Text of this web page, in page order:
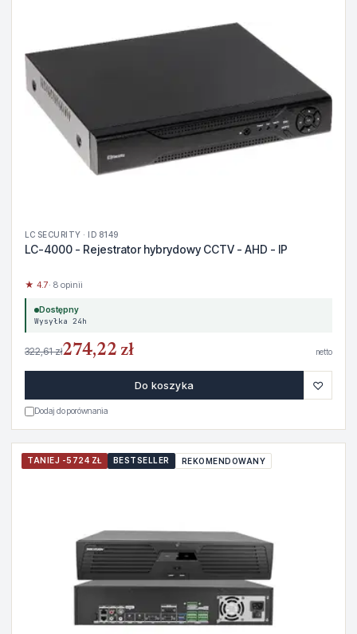
LC SECURITY · ID 8149
LC-4000 - Rejestrator hybrydowy CCTV - AHD - IP
★ 4.7· 8 opinii
Dostępny
Wysyłka 24h
322,61 zł274,22 zł netto
Do koszyka ♡
Dodaj do porównania
TANIEJ -5724 ZŁ BESTSELLER REKOMENDOWANY